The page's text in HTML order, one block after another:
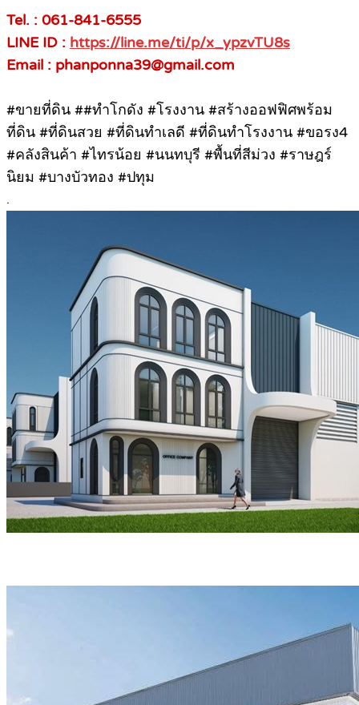
Tel. : 061-841-6555
LINE ID : https://line.me/ti/p/x_ypzvTU8s
Email : phanponna39@gmail.com
#ขายที่ดิน ##ทําโกดัง #โรงงาน #สร้างออฟฟิศพร้อม
ที่ดิน #ที่ดินสวย #ที่ดินทำเลดี #ที่ดินทำโรงงาน #ขอรง4
#คลังสินค้า #ไทรน้อย #นนทบุรี #พื้นที่สีม่วง #ราษฎร์
นิยม #บางบัวทอง #ปทุม
.